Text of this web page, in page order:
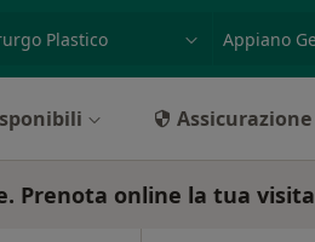
Assicurazione
Prenota online la tua visita